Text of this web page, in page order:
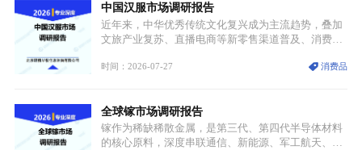
价无市”的供给真空，并沿高频覆铜板、PCB电路板向
AI服务器、5G基站等高端电子终端持续传导，全产业
链生产、成本、交付均承受巨大压力。
中国汉服市场调研报告
近年来，中华优秀传统文化复兴成为主流趋势，叠加
文旅产业复苏、直播电商等新零售渠道普及、消费群
服不再局限于传统节日、古风活动等小众场景，逐步
重要载体。同时，行业标准落地、生产技术升级、原
创设计能力提升，进一步夯实产业发展根基，吸引传
统服饰品牌、文旅企业等跨界入局，市场活力持续释
时间：2026-07-27 消费品
全球镓市场调研报告
镓作为稀缺稀散金属，是第三代、第四代半导体材料
的核心原料，深度串联通信、新能源、军工航天、光